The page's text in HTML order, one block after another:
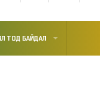
ТОД БАЙДАЛ